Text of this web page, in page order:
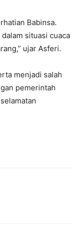
Babinsa.
situasi cuaca
ujar Asferi.
menjadi salah
pemerintah